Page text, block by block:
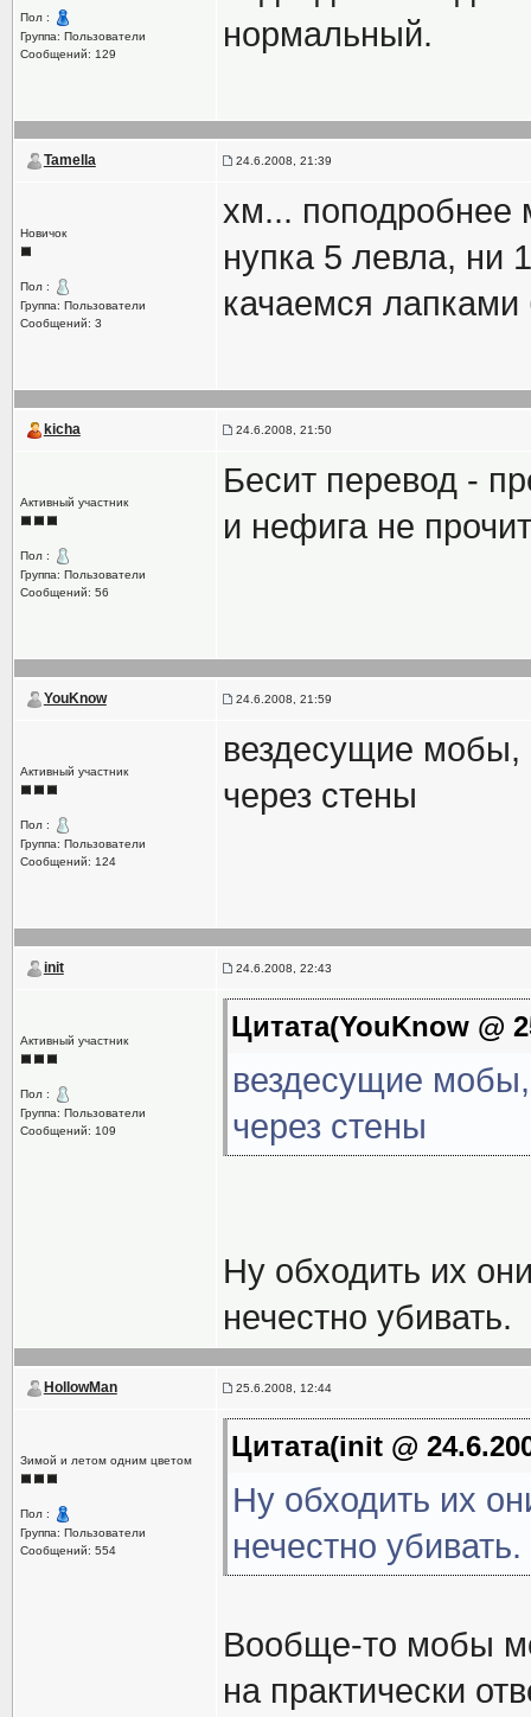
Пол :
Группа: Пользователи
Сообщений: 129
нормальный.
Tamella 24.6.2008, 21:39
Новичок
Пол :
Группа: Пользователи
Сообщений: 3
хм... поподробнее
нупка 5 левла, ни
качаемся
kicha 24.6.2008, 21:50
Активный участник
Пол :
Группа: Пользователи
Сообщений: 56
Бесит перевод -
и нефига не
YouKnow 24.6.2008, 21:59
Активный участник
Пол :
Группа: Пользователи
Сообщений: 124
вездесущие
через стены
init 24.6.2008, 22:43
Активный участник
Пол :
Группа: Пользователи
Сообщений: 109
Цитата(YouKnow @
вездесущие
через стены
Ну обходить их
нечестно убивать.
HollowMan 25.6.2008, 12:44
Зимой и летом одним цветом
Пол :
Группа: Пользователи
Сообщений: 554
Цитата(init @
Ну обходить их
нечестно убивать.
Вообще-то мобы
на практически